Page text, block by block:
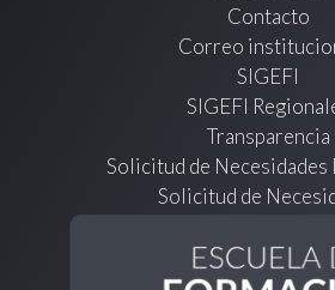
Contacto
Correo
SIGEFI
SIGEFI
Transparencia
Solicitud de Necesidades
Solicitud de